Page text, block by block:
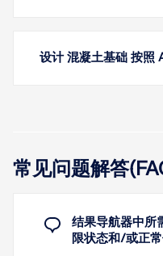
在有限元构件中根据
在计算钢筋混凝土板
设计 混凝土基础 按照
常见问题解答
结果导航器中所
限状态和/或正